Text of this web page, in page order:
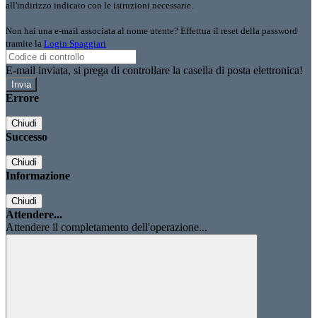
all'indirizzo indicato con le istruzioni necessarie.
Non hai una e-mail associata al nome utente? Effettua il reset della password
tramite la Login Spaggiari
E-mail inviata, si prega di controllare la casella di posta elettronica!
Errore
Chiudi
Successo
Chiudi
Informazione
Chiudi
Attendere...
Attendere il completamento dell'operazione...